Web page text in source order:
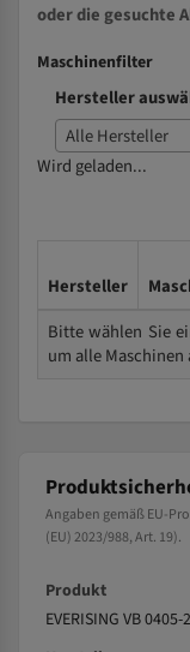
oder die gesuchte
Maschinenfilter
Hersteller
Alle Hersteller
Wird geladen...
Hersteller
Bitte wählen Sie
um alle Maschinen
Angaben gemäß EU-
(EU) 2023/988, Art. 19).
Produkt
EVERISING VB